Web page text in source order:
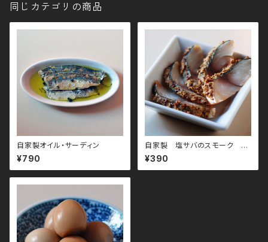
同じカテゴリの商品
自家製オイル・サーディン
¥790
自家製 塩サバのスモーク マ
スタード少々
¥390